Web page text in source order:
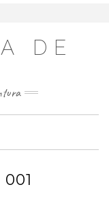
DE
de navegación